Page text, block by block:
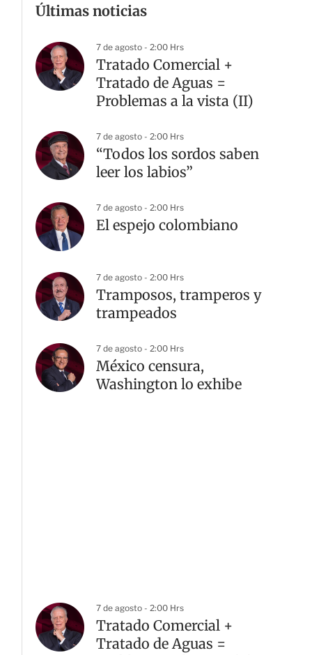
Últimas noticias
7 de agosto - 2:00 Hrs
Tratado Comercial +
Tratado de Aguas =
Problemas a la vista (II)
7 de agosto - 2:00 Hrs
“Todos los sordos saben
leer los labios”
7 de agosto - 2:00 Hrs
El espejo colombiano
7 de agosto - 2:00 Hrs
Tramposos, tramperos y
trampeados
7 de agosto - 2:00 Hrs
México censura,
Washington lo exhibe
7 de agosto - 2:00 Hrs
Tratado Comercial +
Tratado de Aguas =